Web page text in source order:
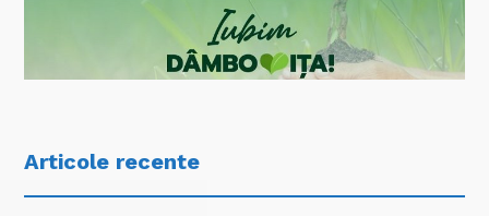
Articole recente